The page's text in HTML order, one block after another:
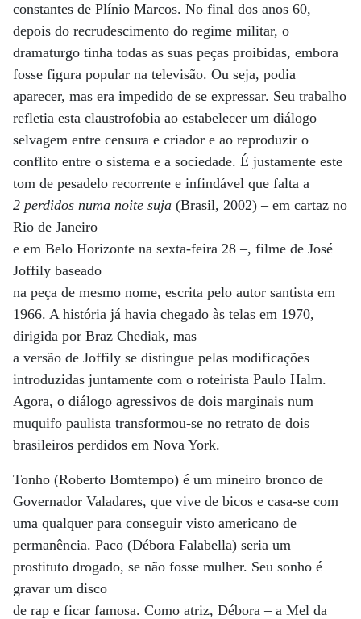
constantes de Plínio Marcos. No final dos anos 60,
depois do recrudescimento do regime militar, o
dramaturgo tinha todas as suas peças proibidas, embora
fosse figura popular na televisão. Ou seja, podia
aparecer, mas era impedido de se expressar. Seu trabalho
refletia esta claustrofobia ao estabelecer um diálogo
selvagem entre censura e criador e ao reproduzir o
conflito entre o sistema e a sociedade. É justamente este
tom de pesadelo recorrente e infindável que falta a
2 perdidos numa noite suja (Brasil, 2002) – em cartaz no
Rio de Janeiro
e em Belo Horizonte na sexta-feira 28 –, filme de José
Joffily baseado
na peça de mesmo nome, escrita pelo autor santista em
1966. A história já havia chegado às telas em 1970,
dirigida por Braz Chediak, mas
a versão de Joffily se distingue pelas modificações
introduzidas juntamente com o roteirista Paulo Halm.
Agora, o diálogo agressivos de dois marginais num
muquifo paulista transformou-se no retrato de dois
brasileiros perdidos em Nova York.
Tonho (Roberto Bomtempo) é um mineiro bronco de
Governador Valadares, que vive de bicos e casa-se com
uma qualquer para conseguir visto americano de
permanência. Paco (Débora Falabella) seria um
prostituto drogado, se não fosse mulher. Seu sonho é
gravar um disco
de rap e ficar famosa. Como atriz, Débora – a Mel da